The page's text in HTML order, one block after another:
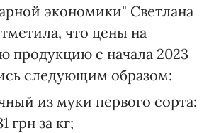
экономики" Светлана
что цены на
продукцию с начала 2023
следующим образом:
из муки первого сорта:
грн за кг;